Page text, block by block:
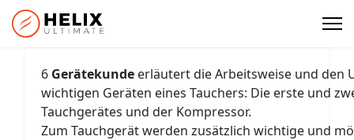
6 Gerätekunde erläutert die Arbeitsweise und den
wichtigen Geräten eines Tauchers: Die erste und
Tauchgerätes und der Kompressor.
Zum Tauchgerät werden zusätzlich wichtige und